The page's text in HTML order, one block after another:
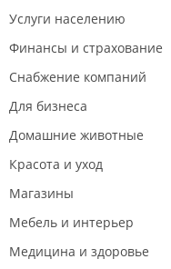
Услуги населению
Финансы и страхование
Снабжение компаний
Для бизнеса
Домашние животные
Красота и уход
Магазины
Мебель и интерьер
Медицина и здоровье